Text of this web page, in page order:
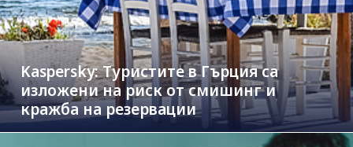
Kaspersky: Туристите в Гърция са
изложени на риск от смишинг и
кражба на резервации